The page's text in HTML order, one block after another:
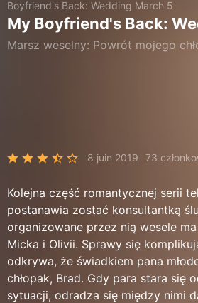
Boyfriend's Back: Wedding March 5
My Boyfriend's Back:
Marsz weselny: Powrót mojego
8 juin 2019 73
Kolejna część romantycznej serii
postanawia zostać konsultantką
organizowane przez nią wesele
Micka i Olivii. Sprawy się
odkrywa, że świadkiem pana
chłopak, Brad. Gdy para stara się
sytuacji, odradza się między nimi